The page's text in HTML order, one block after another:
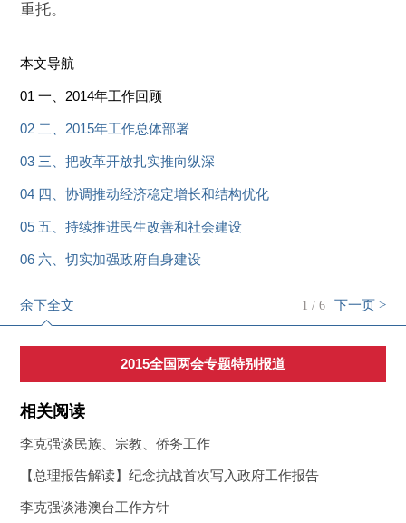
重托。
本文导航
01 一、2014年工作回顾
02 二、2015年工作总体部署
03 三、把改革开放扎实推向纵深
04 四、协调推动经济稳定增长和结构优化
05 五、持续推进民生改善和社会建设
06 六、切实加强政府自身建设
余下全文 下一页 >
1 / 6
2015全国两会专题特别报道
相关阅读
李克强谈民族、宗教、侨务工作
【总理报告解读】纪念抗战首次写入政府工作报告
李克强谈港澳台工作方针